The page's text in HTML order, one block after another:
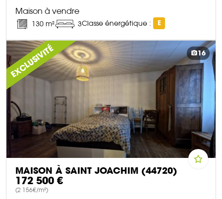
Maison à vendre
130 m² 3Classe énergétique : E
DÉCOUVRIR CE BIEN
EXCLUSIVITÉ 16
MAISON À SAINT JOACHIM (44720)
172 500 €
(2 156€/m²)